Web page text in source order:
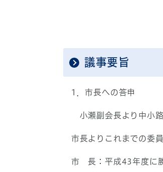
議事要旨
1．市長への答申
小瀬副会長より中小路
市長よりこれまでの委
市 長：平成43年度に